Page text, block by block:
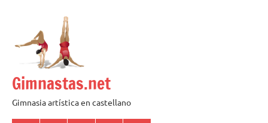
contenido
Gimnastas.net
Gimnasia artística en castellano